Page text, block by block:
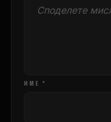
ИМЕ *